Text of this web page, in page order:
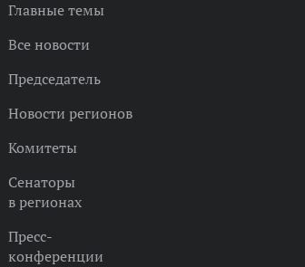
Главные темы
Все новости
Председатель
Новости регионов
Комитеты
Сенаторы
в регионах
Пресс-
конференции